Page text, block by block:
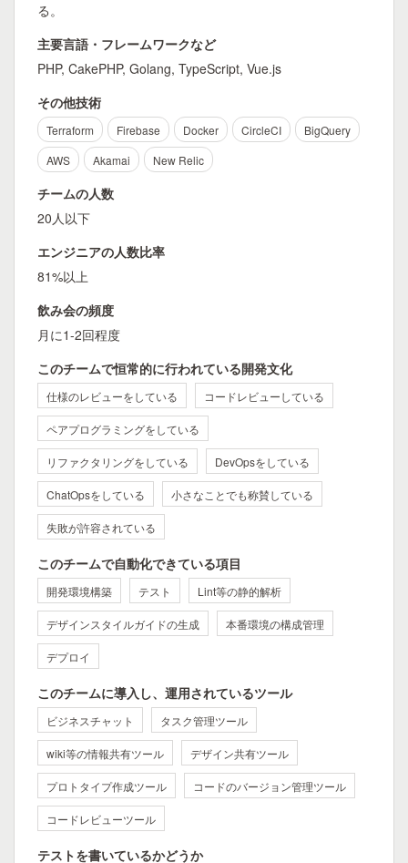
る。
主要言語・フレームワークなど
PHP, CakePHP, Golang, TypeScript, Vue.js
その他技術
Terraform Firebase Docker CircleCI
BigQuery
AWS
Akamai New Relic
チームの人数
20人以下
エンジニアの人数比率
81%以上
飲み会の頻度
月に1-2回程度
このチームで恒常的に行われている開発文化
仕様のレビューをしている コードレビューしている
ペアプログラミングをしている
リファクタリングをしている DevOpsをしている
ChatOpsをしている 小さなことでも称賛している
失敗が許容されている
このチームで自動化できている項目
開発環境構築 テスト Lint等の静的解析
デザインスタイルガイドの生成 本番環境の構成管理
デプロイ
このチームに導入し、運用されているツール
ビジネスチャット タスク管理ツール
wiki等の情報共有ツール デザイン共有ツール
プロトタイプ作成ツール コードのバージョン管理ツール
コードレビューツール
テストを書いているかどうか